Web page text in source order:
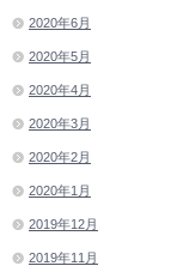
2020年6月
2020年5月
2020年4月
2020年3月
2020年2月
2020年1月
2019年12月
2019年11月